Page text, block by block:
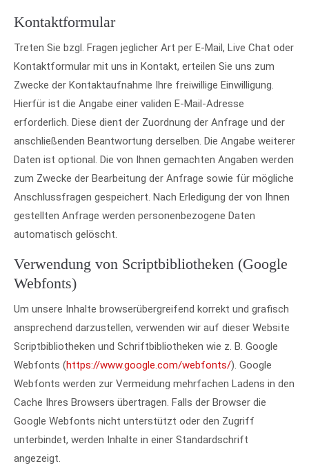
Kontaktformular
Treten Sie bzgl. Fragen jeglicher Art per E-Mail, Live Chat oder
Kontaktformular mit uns in Kontakt, erteilen Sie uns zum
Zwecke der Kontaktaufnahme Ihre freiwillige Einwilligung.
Hierfür ist die Angabe einer validen E-Mail-Adresse
erforderlich. Diese dient der Zuordnung der Anfrage und der
anschließenden Beantwortung derselben. Die Angabe weiterer
Daten ist optional. Die von Ihnen gemachten Angaben werden
zum Zwecke der Bearbeitung der Anfrage sowie für mögliche
Anschlussfragen gespeichert. Nach Erledigung der von Ihnen
gestellten Anfrage werden personenbezogene Daten
automatisch gelöscht.
Verwendung von Scriptbibliotheken (Google
Webfonts)
Um unsere Inhalte browserübergreifend korrekt und grafisch
ansprechend darzustellen, verwenden wir auf dieser Website
Scriptbibliotheken und Schriftbibliotheken wie z. B. Google
Webfonts (https://www.google.com/webfonts/). Google
Webfonts werden zur Vermeidung mehrfachen Ladens in den
Cache Ihres Browsers übertragen. Falls der Browser die
Google Webfonts nicht unterstützt oder den Zugriff
unterbindet, werden Inhalte in einer Standardschrift
angezeigt.